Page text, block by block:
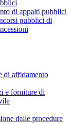
di appalti pubblici
pubblici di
di affidamento
e forniture di
dalle procedure